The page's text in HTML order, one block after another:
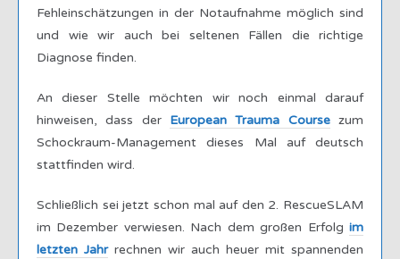
Fehleinschätzungen in der Notaufnahme möglich sind
und wie wir auch bei seltenen Fällen die richtige
Diagnose finden.
An dieser Stelle möchten wir noch einmal darauf
hinweisen, dass der European Trauma Coursezum
Schockraum-Management dieses Mal auf deutsch
stattfinden wird.
Schließlich sei jetzt schon mal auf den 2. RescueSLAM
im Dezember verwiesen. Nach dem großen Erfolg im
letzten Jahrrechnen wir auch heuer mit spannenden